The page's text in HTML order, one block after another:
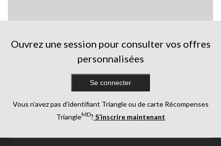
Ouvrez une session pour consulter vos offres
personnalisées
Se connecter
Vous n’avez pas d’identifiant Triangle ou de carte Récompenses
TriangleMD? S’inscrire maintenant